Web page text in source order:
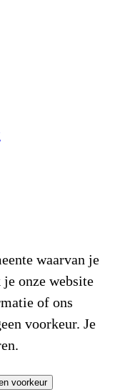
waarvan je
onze website
of ons
voorkeur. Je
voorkeur